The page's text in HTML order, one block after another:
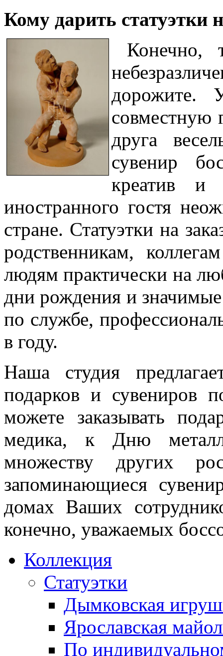
Кому дарить статуэтки
Конечно,
дорожите.
совместную
друга
сувенир
креатив и
иностранного гостя
стране. Статуэтки на
родственникам,
людям практически на
дни рождения и
по службе,
в году.
Наша студия
подарков и сувениров
можете заказывать
медика, к Дню
множеству других
запоминающиеся
домах Ваших
конечно, уважаемых
Коллекция
Статуэтки
Дымковская
Ярославская
По